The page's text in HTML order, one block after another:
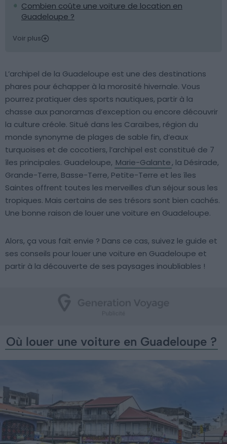
Combien coûte une voiture de location en
Guadeloupe ?
Voir plus
L’archipel de la Guadeloupe est une des destinations
phares pour échapper à la morosité hivernale. Vous
pourrez pratiquer des sports nautiques, partir à la
chasse aux panoramas d’exception ou encore découvrir
la culture créole. Situé dans les Caraïbes, région du
monde synonyme de plages de sable fin, d’eaux
turquoises et de cocotiers, l’archipel est constitué de 7
îles principales. Guadeloupe, Marie-Galante, la Désirade,
Grande-Terre, Basse-Terre, Petite-Terre et les îles
Saintes offrent toutes les merveilles d’un séjour sous les
tropiques. Mais certains de ses trésors sont bien cachés.
Une bonne raison de louer une voiture en Guadeloupe.
Alors, ça vous fait envie ? Dans ce cas, suivez le guide et
ses conseils pour louer une voiture en Guadeloupe et
partir à la découverte de ses paysages inoubliables !
Où louer une voiture en Guadeloupe ?